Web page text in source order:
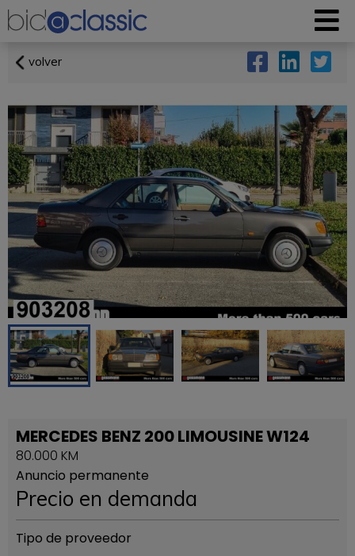
volver
MERCEDES BENZ 200 LIMOUSINE W124
80.000 KM
Anuncio permanente
Precio en demanda
Tipo de proveedor